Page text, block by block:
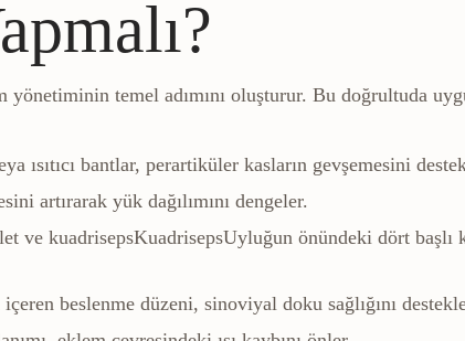
temel adımını oluşturur. Bu doğrultuda
ısıtıcı bantlar, perartiküler kasların gevşemesini
artırarak yük dağılımını dengeler.
ve kuadrisepsKuadrisepsUyluğun önündeki dört başlı
beslenme düzeni, sinoviyal doku sağlığını